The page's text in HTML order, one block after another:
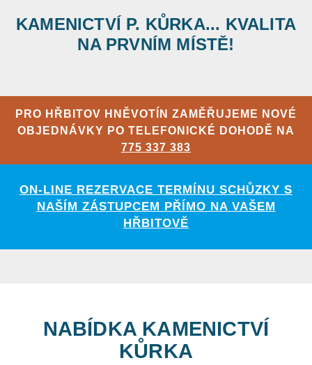
KAMENICTVÍ P. KŮRKA... KVALITA
NA PRVNÍM MÍSTĚ!
PRO HŘBITOV HNĚVOTÍN ZAMĚŘUJEME NOVÉ
OBJEDNÁVKY PO TELEFONICKÉ DOHODĚ NA
775 337 383
ON-LINE REZERVACE TERMÍNU SCHŮZKY S
NAŠÍM ZÁSTUPCEM PŘÍMO NA VAŠEM
HŘBITOVĚ
NABÍDKA KAMENICTVÍ
KŮRKA